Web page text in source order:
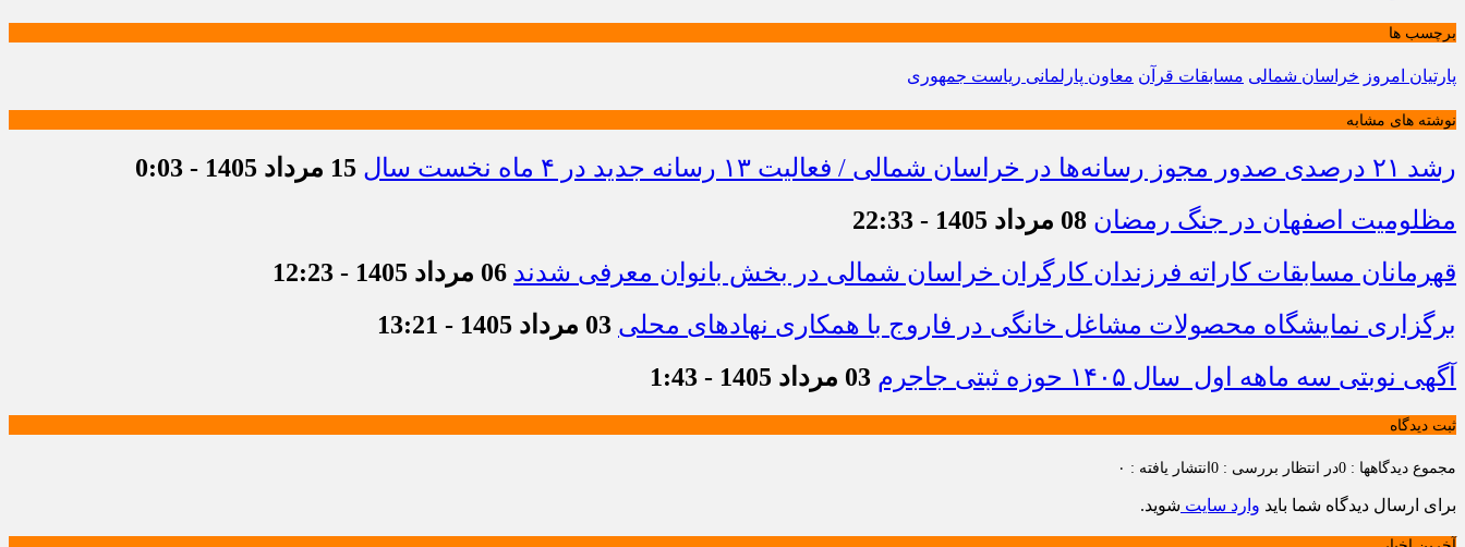
برچسب ها
پارتیان امروز خراسان شمالی مسابقات قرآن معاون پارلمانی ریاست جمهوری
نوشته های مشابه
رشد ۲۱ درصدی صدور مجوز رسانه‌ها در خراسان شمالی / فعالیت ۱۳ رسانه جدید در ۴ ماه نخست سال
15 مرداد 1405 - 0:03
مظلومیت اصفهان در جنگ رمضان 08 مرداد 1405 - 22:33
قهرمانان مسابقات کاراته فرزندان کارگران خراسان شمالی در بخش بانوان معرفی شدند 06 مرداد 1405 - 12:23
برگزاری نمایشگاه محصولات مشاغل خانگی در فاروج با همکاری نهادهای محلی 03 مرداد 1405 - 13:21
آگهی نوبتی سه ماهه اول سال ۱۴۰۵ حوزه ثبتی جاجرم
03 مرداد 1405 - 1:43
ثبت دیدگاه
مجموع دیدگاهها : 0 در انتظار بررسی : 0 انتشار یافته : ۰
برای ارسال دیدگاه شما باید وارد سایت شوید.